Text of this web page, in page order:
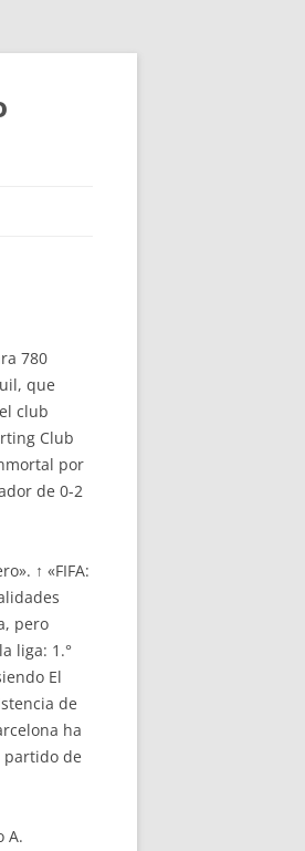
780
que
club
Club
por
de 0-2
↑ «FIFA:
pero
liga: 1.°
El
de
ha
partido de
A.